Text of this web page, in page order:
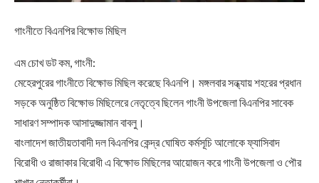
গাংনীতে বিএনপির বিক্ষোভ মিছিল
এম চোখ ডট কম, গাংনী:
মেহেরপুরের গাংনীতে বিক্ষোভ মিছিল করেছে বিএনপি। মঙ্গলবার সন্ধ্যায় শহরের প্রধান
সড়কে অনুষ্ঠিত বিক্ষোভ মিছিলেরে নেতৃত্বে ছিলেন গাংনী উপজেলা বিএনপির সাবেক
সাধারণ সম্পাদক আসাদুজ্জামান বাবলু।
বাংলাদেশ জাতীয়তাবাদী দল বিএনপির কেন্দ্র ঘোষিত কর্মসূচি আলোকে ফ্যাসিবাদ
বিরোধী ও রাজাকার বিরোধী এ বিক্ষোভ মিছিলের আয়োজন করে গাংনী উপজেলা ও পৌর